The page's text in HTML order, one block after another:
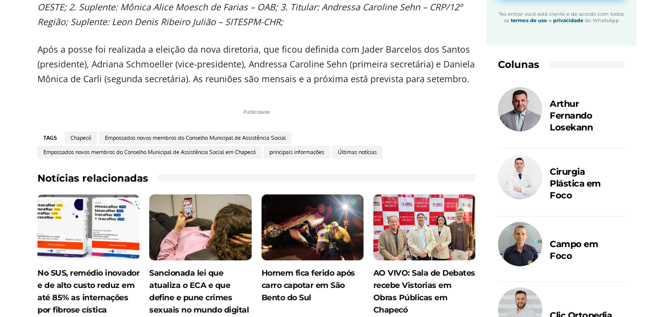
OESTE; 2. Suplente: Mônica Alice Moesch de Farias – OAB; 3. Titular: Andressa Caroline Sehn – CRP/12º
Região; Suplente: Leon Denis Ribeiro Julião – SITESPM-CHR;
Após a posse foi realizada a eleição da nova diretoria, que ficou definida com Jader Barcelos dos Santos
(presidente), Adriana Schmoeller (vice-presidente), Andressa Caroline Sehn (primeira secretária) e Daniela
Mônica de Carli (segunda secretária). As reuniões são mensais e a próxima está prevista para setembro.
Publicidade
TAGS Chapecó Empossados novos membros do Conselho Municipal de Assistência Social
Empossados novos membros do Conselho Municipal de Assistência Social em Chapecó principais informações Últimas notícias
Notícias relacionadas
No SUS, remédio inovador
e de alto custo reduz em
até 85% as internações
por fibrose cística
Sancionada lei que
atualiza o ECA e que
define e pune crimes
sexuais no mundo digital
Homem fica ferido após
carro capotar em São
Bento do Sul
AO VIVO: Sala de Debates
recebe Vistorias em
Obras Públicas em
Chapecó
*Ao entrar você está ciente e de acordo com todos
os termos de usoe privacidadedo WhatsApp
Colunas
Arthur
Fernando
Losekann
Cirurgia
Plástica em
Foco
Campo em
Foco